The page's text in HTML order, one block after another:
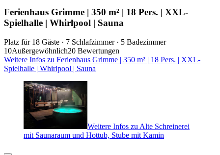
Ferienhaus Grimme | 350 m² | 18 Pers. | XXL-
Spielhalle | Whirlpool | Sauna
Platz für 18 Gäste · 7 Schlafzimmer · 5 Badezimmer
10Außergewöhnlich20 Bewertungen
Weitere Infos zu Ferienhaus Grimme | 350 m² | 18 Pers. | XXL-
Spielhalle | Whirlpool | Sauna
Weitere Infos zu Alte Schreinerei
mit Saunaraum und Hottub, Stube mit Kamin